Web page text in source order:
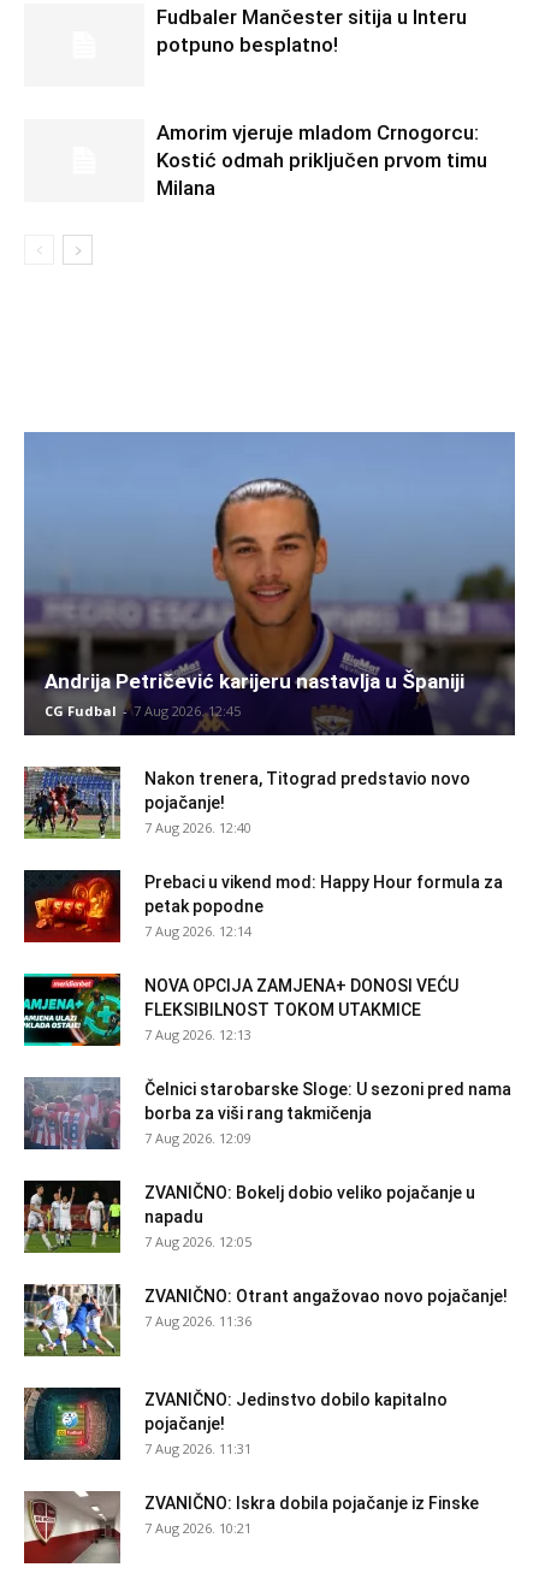
Fudbaler Mančester sitija u Interu
potpuno besplatno!
Amorim vjeruje mladom Crnogorcu:
Kostić odmah priključen prvom timu
Milana
Andrija Petričević karijeru nastavlja u Španiji
CG Fudbal - 7 Aug 2026. 12:45
Nakon trenera, Titograd predstavio novo
pojačanje!
7 Aug 2026. 12:40
Prebaci u vikend mod: Happy Hour formula za
petak popodne
7 Aug 2026. 12:14
NOVA OPCIJA ZAMJENA+ DONOSI VEĆU
FLEKSIBILNOST TOKOM UTAKMICE
7 Aug 2026. 12:13
Čelnici starobarske Sloge: U sezoni pred nama
borba za viši rang takmičenja
7 Aug 2026. 12:09
ZVANIČNO: Bokelj dobio veliko pojačanje u
napadu
7 Aug 2026. 12:05
ZVANIČNO: Otrant angažovao novo pojačanje!
7 Aug 2026. 11:36
ZVANIČNO: Jedinstvo dobilo kapitalno
pojačanje!
7 Aug 2026. 11:31
ZVANIČNO: Iskra dobila pojačanje iz Finske
7 Aug 2026. 10:21